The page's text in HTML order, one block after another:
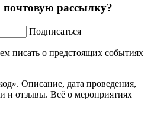
рассылку?
Подписаться
писать о предстоящих событиях
Описание, дата проведения,
и отзывы. Всё о мероприятиях